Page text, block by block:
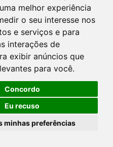
melhor experiência
o seu interesse nos
e serviços e para
interações de
exibir anúncios que
para você.
Concordo
Eu recuso
minhas preferências